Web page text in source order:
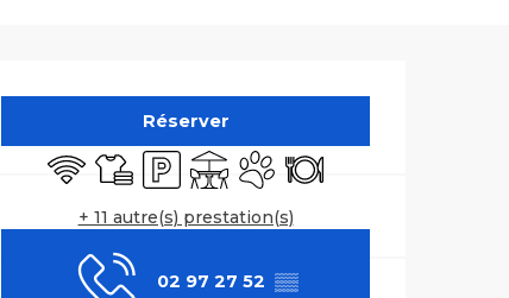
Ouverture et
Réserver
WiFi Draps et linge
ParkingTerrasseAnimaux acceptés
Restaurant
+ 11 autre(s) prestation(s)
02 97 27 52 ▒▒